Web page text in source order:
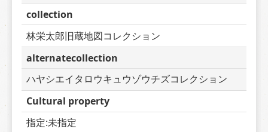
collection
林栄太郎旧蔵地図コレクション
alternatecollection
ハヤシエイタロウキュウゾウチズコレクション
Cultural property
指定:未指定